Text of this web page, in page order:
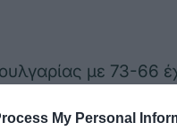
My Personal
με 73-66